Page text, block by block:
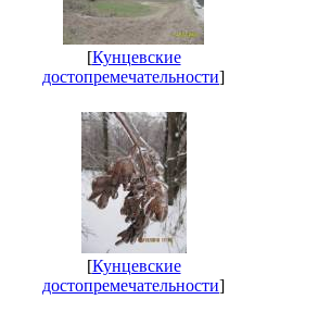
[Кунцевские
достопремечательности]
[Кунцевские
достопремечательности]